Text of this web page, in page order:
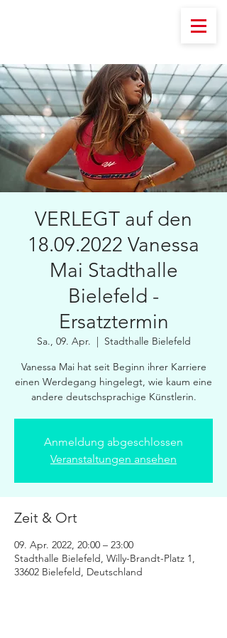
VERLEGT auf den
18.09.2022 Vanessa
Mai Stadthalle
Bielefeld -
Ersatztermin
Sa., 09. Apr.
  |
Stadthalle Bielefeld
Vanessa Mai hat seit Beginn ihrer Karriere
einen Werdegang hingelegt, wie kaum eine
andere deutschsprachige Künstlerin.
Anmeldung abgeschlossen
Veranstaltungen ansehen
Zeit & Ort
09. Apr. 2022, 20:00 – 23:00
Stadthalle Bielefeld, Willy-Brandt-Platz 1,
33602 Bielefeld, Deutschland